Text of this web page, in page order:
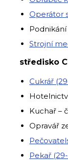
Operátor
Podnikání
Strojní
středisko
Cukrář
Kuchař –
Opravář
Pekař